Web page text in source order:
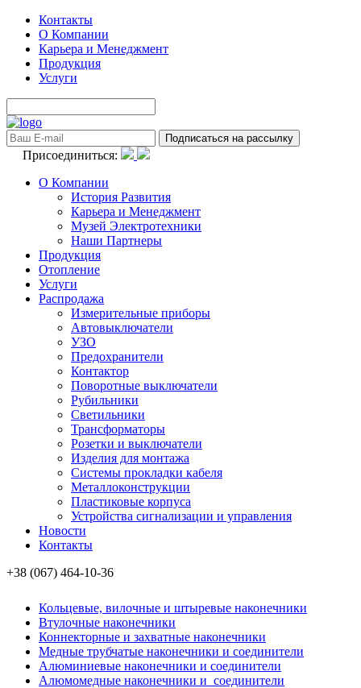
Контакты
О Компании
Карьера и Менеджмент
Продукция
Услуги
Присоединиться:
О Компании
История Развития
Карьера и Менеджмент
Музей Электротехники
Наши Партнеры
Продукция
Отопление
Услуги
Распродажа
Измерительные приборы
Автовыключатели
УЗО
Предохранители
Контактор
Поворотные выключатели
Рубильники
Светильники
Трансформаторы
Розетки и выключатели
Изделия для монтажа
Системы прокладки кабеля
Металлоконcтрукции
Пластиковые корпуса
Устройства сигнализации и управления
Новости
Контакты
+38 (067) 464-10-36
Кольцевые, вилочные и штыревые наконечники
Втулочные наконечники
Коннекторные и захватные наконечники
Медные трубчатые наконечники и соединители
Алюминиевые наконечники и соединители
Алюмомедные наконечники и соединители